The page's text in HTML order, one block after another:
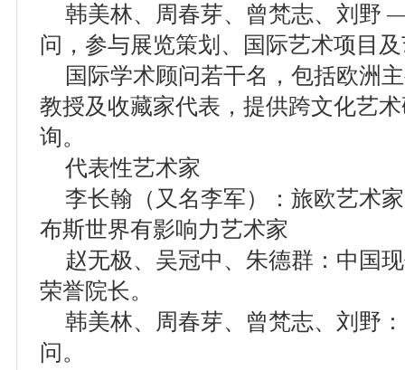
韩美林、周春芽、曾梵志、刘野
问，参与展览策划、国际艺术项目
国际学术顾问若干名，包括欧洲
教授及收藏家代表，提供跨文化艺
询。
代表性艺术家
李长翰（又名李军）：旅欧艺术
布斯世界有影响力艺术家
赵无极、吴冠中、朱德群：中国
荣誉院长。
韩美林、周春芽、曾梵志、刘野
问。